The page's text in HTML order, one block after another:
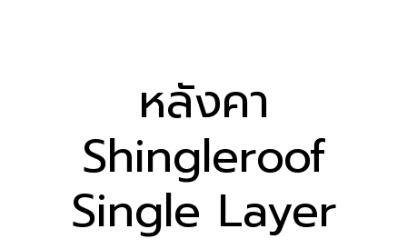
หลังคา
Shingleroof
Single Layer